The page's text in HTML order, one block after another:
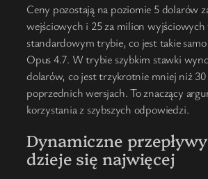
Ceny pozostają na poziomie 5 dolarów
wejściowych i 25 za milion
standardowym trybie, co jest takie
Opus 4.7. W trybie szybkim stawki
dolarów, co jest trzykrotnie mniej niż
poprzednich wersjach. To znaczący
korzystania z szybszych odpowiedzi.
Dynamiczne
dzieje się najwięcej